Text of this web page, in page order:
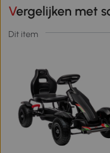
Vergelijken met
Dit item